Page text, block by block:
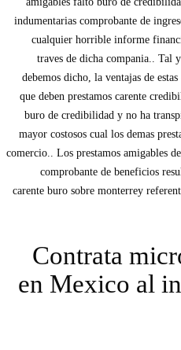
indumentarias comprobante de
cualquier horrible informe
traves de dicha compania.. Tal
debemos dicho, la ventajas de
que deben prestamos carente
buro de credibilidad y no ha
mayor costosos cual los demas
comercio.. Los prestamos amigables
comprobante de beneficios
carente buro sobre monterrey
Contrata
en Mexico al